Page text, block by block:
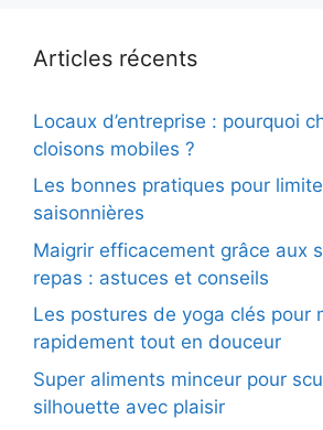
Articles récents
Locaux d’entreprise : pourquoi
cloisons mobiles ?
Les bonnes pratiques pour
saisonnières
Maigrir efficacement grâce aux
repas : astuces et conseils
Les postures de yoga clés pour
rapidement tout en douceur
Super aliments minceur pour
silhouette avec plaisir